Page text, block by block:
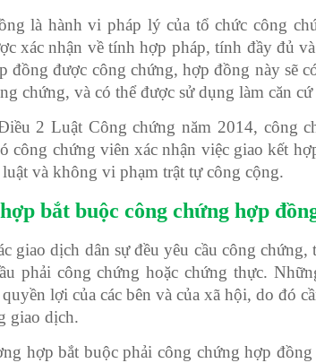
là hành vi pháp lý của tổ chức công
xác nhận về tính hợp pháp, tính đầy đủ
đồng được công chứng, hợp đồng này sẽ
chứng, và có thể được sử dụng làm căn
2 Luật Công chứng năm 2014, công
công chứng viên xác nhận việc giao kết
và không vi phạm trật tự công cộng.
bắt buộc công chứng hợp
giao dịch dân sự đều yêu cầu công
phải công chứng hoặc chứng thực.
lợi của các bên và của xã hội, do đó
giao dịch.
hợp bắt buộc phải công chứng hợp